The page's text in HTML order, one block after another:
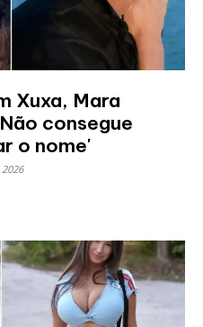
Xuxa, Mara
consegue
o nome'